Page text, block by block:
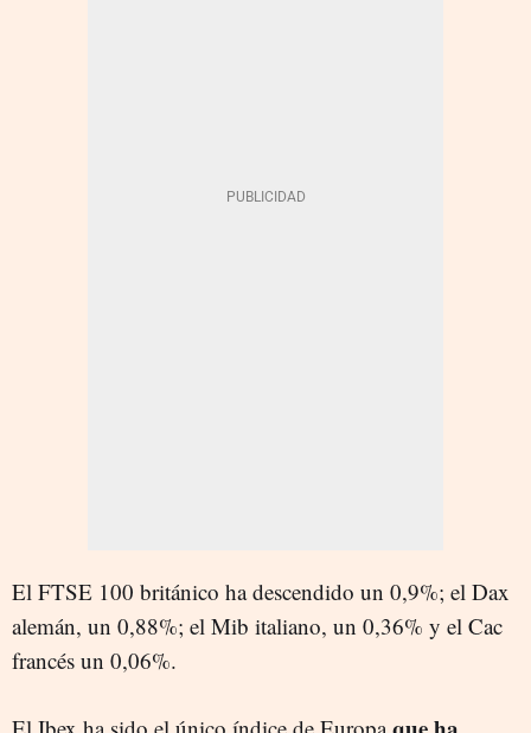
El FTSE 100 británico ha descendido un 0,9%; el Dax
alemán, un 0,88%; el Mib italiano, un 0,36% y el Cac
francés un 0,06%.